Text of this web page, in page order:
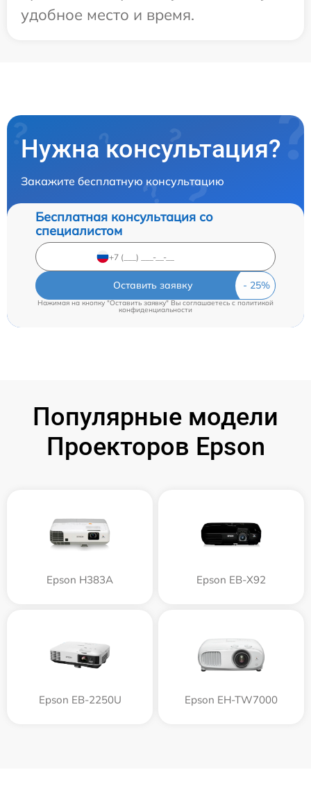
удобное место и время.
Нужна консультация?
Закажите бесплатную консультацию
Бесплатная консультация со
специалистом
Оставить заявку
Нажимая на кнопку "Оставить заявку" Вы соглашаетесь cполитикой
конфиденциальности
Популярные модели
Проекторов Epson
Epson H383A Epson EB-X92
Epson EB-2250U Epson EH-TW7000